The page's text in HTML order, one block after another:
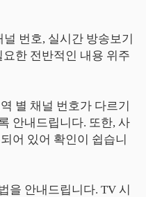
번호, 실시간 방송보기
한 전반적인 내용 위주
별 채널 번호가 다르기
안내드립니다. 또한, 사
어 있어 확인이 쉽습니
을 안내드립니다. TV 시